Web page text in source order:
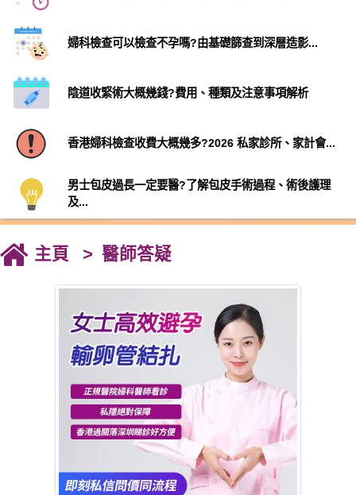
婦科檢查可以檢查不孕嗎?由基礎篩查到深層造影...
陰道收緊術大概幾錢?費用、種類及注意事項解析
香港婦科檢查收費大概幾多?2026 私家診所、家計會...
男士包皮過長一定要醫?了解包皮手術過程、術後護理
及...
主頁 醫師答疑